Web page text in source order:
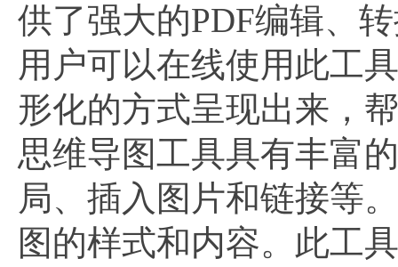
供了强大的PDF编辑、
用户可以在线使用此工
形化的方式呈现出来，
思维导图工具具有丰富
局、插入图片和链接等
图的样式和内容。此工